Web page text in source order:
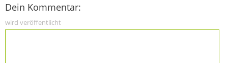
Dein Kommentar:
wird veröffentlicht